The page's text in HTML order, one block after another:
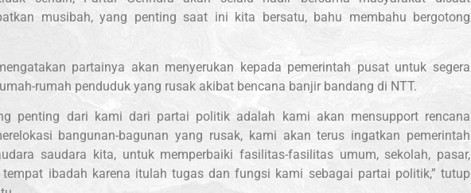
musibah, yang penting saat ini kita bersatu, bahu membahu bergotong
partainya akan menyerukan kepada pemerintah pusat untuk segera
rumah penduduk yang rusak akibat bencana banjir bandang di NTT.
penting dari kami dari partai politik adalah kami akan mensupport rencana
bangunan-bagunan yang rusak, kami akan terus ingatkan pemerintah
saudara kita, untuk memperbaiki fasilitas-fasilitas umum, sekolah, pasar,
ibadah karena itulah tugas dan fungsi kami sebagai partai politik,” tutup